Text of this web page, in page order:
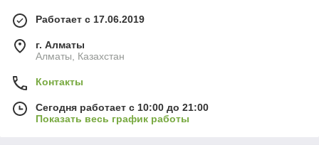
Работает с 17.06.2019
г. Алматы
Алматы, Казахстан
Контакты
Сегодня работает с 10:00 до 21:00
Показать весь график работы